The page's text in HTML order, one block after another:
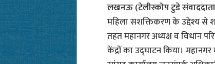
लखनऊ (टेलीस्कोप टुडे
महिला सशक्तिकरण के उद्देश्य से
तहत महानगर अध्यक्ष व विधान
केंद्रों का उद्घाटन किया। महानगर